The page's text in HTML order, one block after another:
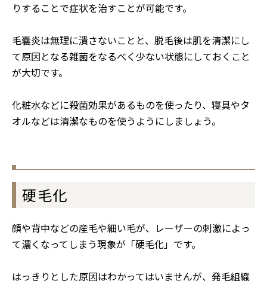
りすることで症状を治すことが可能です。
毛嚢炎は無理に潰さないことと、脱毛後は肌を清潔にし
て原因となる雑菌をなるべく少ない状態にしておくこと
が大切です。
化粧水などに殺菌効果があるものを使ったり、寝具やタ
オルなどは清潔なものを使うようにしましょう。
硬毛化
顔や背中などの産毛や細い毛が、レーザーの刺激によっ
て濃くなってしまう現象が「硬毛化」です。
はっきりとした原因はわかってはいませんが、発毛組織